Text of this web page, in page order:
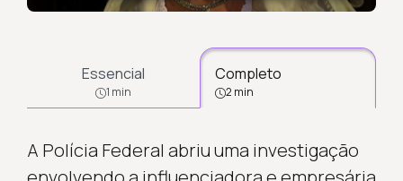
Essencial
1 min
Completo
2 min
A Polícia Federal abriu uma investigação